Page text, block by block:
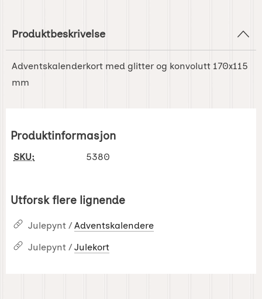
Produktbeskrivelse
Adventskalenderkort med glitter og konvolutt 170x115
mm
Produktinformasjon
SKU: 5380
Utforsk flere lignende
Julepynt / Adventskalendere
Julepynt / Julekort